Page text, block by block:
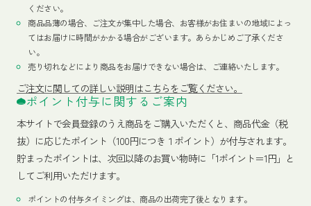
ください。
商品品薄の場合、ご注文が集中した場合、お客様がお住まいの地域によっ
てはお届けに時間がかかる場合がございます。あらかじめご了承くださ
い。
売り切れなどにより商品をお届けできない場合は、ご連絡いたします。
ご注文に関しての詳しい説明はこちらをご覧ください。
ポイント付与に関するご案内
本サイトで会員登録のうえ商品をご購入いただくと、商品代金（税
抜）に応じたポイント（100円につき１ポイント）が付与されます。
貯まったポイントは、次回以降のお買い物時に「1ポイント＝1円」と
してご利用いただけます。
ポイントの付与タイミングは、商品の出荷完了後となります。